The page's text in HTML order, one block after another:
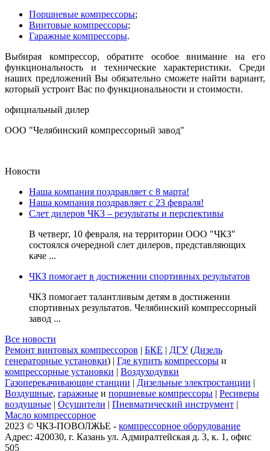
Поршневые компрессоры;
Винтовые компрессоры;
Гаражные компрессоры.
Выбирая компрессор, обратите особое внимание на его
функциональность и технические характеристики. Среди
наших предложений Вы обязательно сможете найти вариант,
который устроит Вас по функциональности и стоимости.
официальный дилер
ООО "Челябинский компрессорный завод"
Новости
Наша компания поздравляет с 8 марта!
Наша компания поздравляет с 23 февраля!
Слет дилеров ЧКЗ – результаты и перспективы
В четверг, 10 февраля, на территории ООО "ЧКЗ"
состоялся очередной слет дилеров, представляющих
каче ...
ЧКЗ помогает в достижении спортивных результатов
ЧКЗ помогает талантливым детям в достижении
спортивных результатов. Челябинский компрессорный
завод ...
Все новости
Ремонт винтовых компрессоров | БКЕ | ДГУ(Дизель
генераторные установки) | Где купить компрессоры и
компрессорные установки | Воздуходувки
Газоперекачивающие станции | Дизельные электростанции |
Воздушные, гаражные и поршневые компрессоры | Ресиверы
воздушные | Осушители | Пневматический инструмент |
Масло компрессорное
2023 © ЧКЗ-ПОВОЛЖЬЕ - компрессорное оборудование
Адрес: 420030, г. Казань ул. Адмиралтейская д. 3, к. 1, офис
505